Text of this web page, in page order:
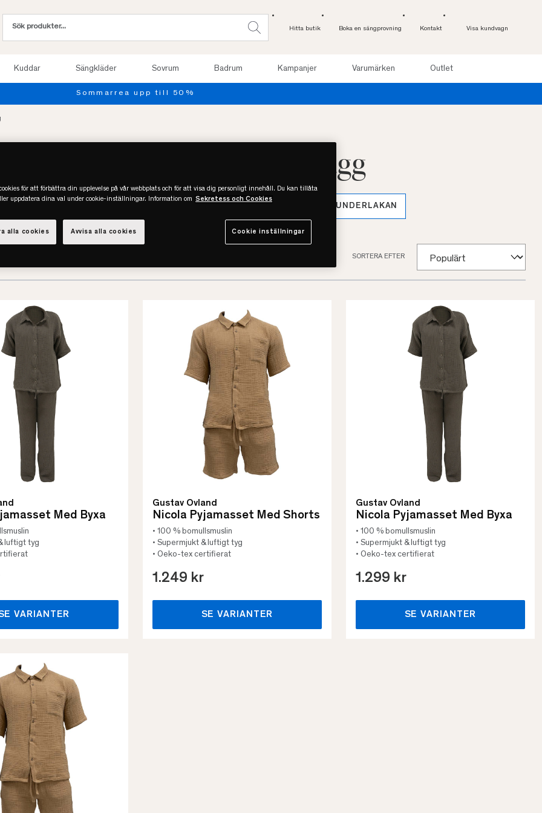
Hitta butik Boka en sängprovning Kontakt Visa kundvagn
Kuddar Sängkläder Sovrum Badrum Kampanjer Varumärken Outlet
Sommarrea upp till 50%
Gustav Ovland Sovplagg
UNDERLAKAN
SORTERA EFTER
Med Byxa
luftigt tyg
VARIANTER
Gustav Ovland
Nicola Pyjamasset Med Shorts
• 100 % bomullsmuslin
• Supermjukt & luftigt tyg
• Oeko-tex certifierat
1.249 kr
SE VARIANTER
Gustav Ovland
Nicola Pyjamasset Med Byxa
• 100 % bomullsmuslin
• Supermjukt & luftigt tyg
• Oeko-tex certifierat
1.299 kr
SE VARIANTER
för att förbättra din upplevelse på vår webbplats och för att visa dig personligt innehåll. Du kan tillåta
uppdatera dina val under cookie-inställningar. Information om Sekretess och Cookies
Cookie inställningar
Avvisa alla cookies
alla cookies